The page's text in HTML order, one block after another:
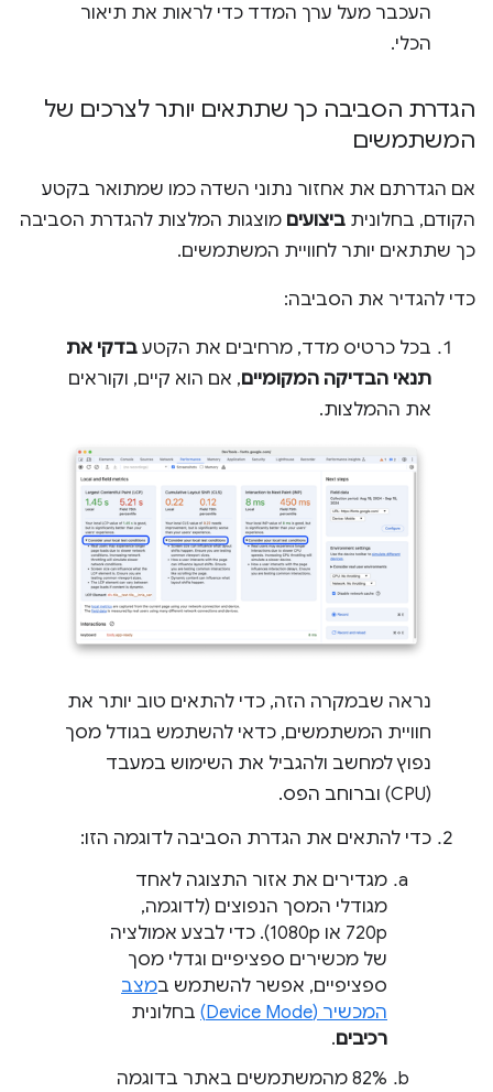
העכבר מעל ערך המדד כדי לראות את תיאור
הכלי.
הגדרת הסביבה כך שתתאים יותר לצרכים של
המשתמשים
אם הגדרתם את אחזור נתוני השדה כמו שמתואר בקטע
הקודם, בחלונית ביצועים מוצגות המלצות להגדרת הסביבה
כך שתתאים יותר לחוויית המשתמשים.
כדי להגדיר את הסביבה:
בכל כרטיס מדד, מרחיבים את הקטע בדקי את
תנאי הבדיקה המקומיים, אם הוא קיים, וקוראים
את ההמלצות.
נראה שבמקרה הזה, כדי להתאים טוב יותר את
חוויית המשתמשים, כדאי להשתמש בגודל מסך
נפוץ למחשב ולהגביל את השימוש במעבד
(CPU) וברוחב הפס.
כדי להתאים את הגדרת הסביבה לדוגמה הזו:
מגדירים את אזור התצוגה לאחד
מגודלי המסך הנפוצים (לדוגמה,
720p או 1080p). כדי לבצע אמולציה
של מכשירים ספציפיים וגדלי מסך
ספציפיים, אפשר להשתמש במצב
המכשיר (Device Mode)
בחלונית
רכיבים.
‫82% מהמשתמשים באתר בדוגמה